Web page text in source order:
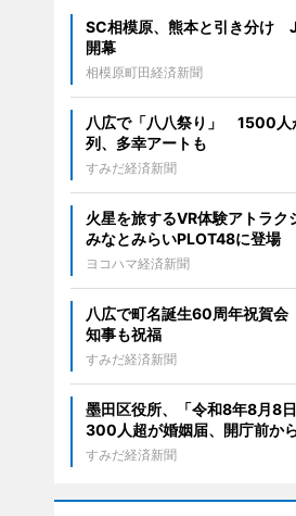
SC相模原、熊本と引き分け
開幕
相模原町田経済新聞
八広で「八八祭り」 1500人
列、多幸アートも
すみだ経済新聞
火星を旅するVR体験アトラ
みなとみらいPLOT48に登場
ヨコハマ経済新聞
八広で町名誕生60周年祝賀
知事も祝福
すみだ経済新聞
墨田区役所、「令和8年8月8
300人超が婚姻届、開庁前か
すみだ経済新聞